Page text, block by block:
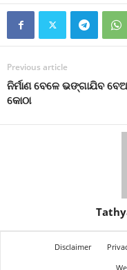
Previous article
ନିର୍ମାଣ ବେଳେ ଭଙ୍ଗାଯିବ
କୋଠା
Disclaimer